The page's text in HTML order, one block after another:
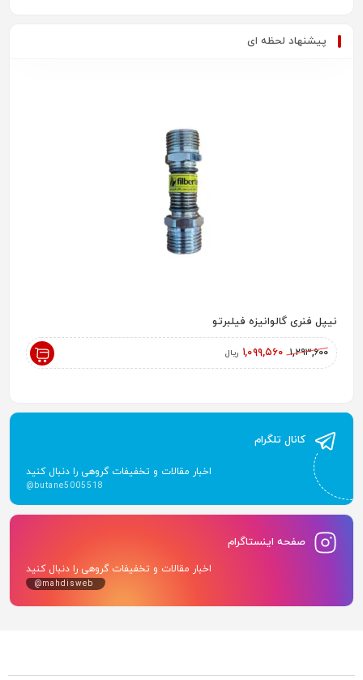
پیشنهاد لحظه ای
نیپل فنری گالوانیزه فیلبرتو
۱,۲۹۳,۶۰۰ ۱,۰۹۹,۵۶۰ ریال
کانال تلگرام
اخبار مقالات و تخفیفات گروهی را دنبال کنید
@butane5005518
صفحه اینستاگرام
اخبار مقالات و تخفیفات گروهی را دنبال کنید
@mahdisweb